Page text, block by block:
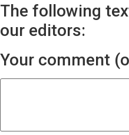
The following
our editors:
Your comment